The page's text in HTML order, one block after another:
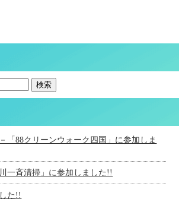
「88クリーンウォーク四国」に参加しま
一斉清掃」に参加しました!!
た!!